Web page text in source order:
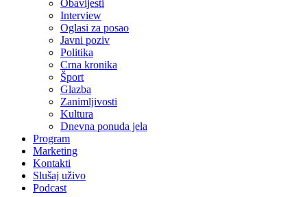
Obavijesti
Interview
Oglasi za posao
Javni poziv
Politika
Crna kronika
Šport
Glazba
Zanimljivosti
Kultura
Dnevna ponuda jela
Program
Marketing
Kontakti
Slušaj uživo
Podcast